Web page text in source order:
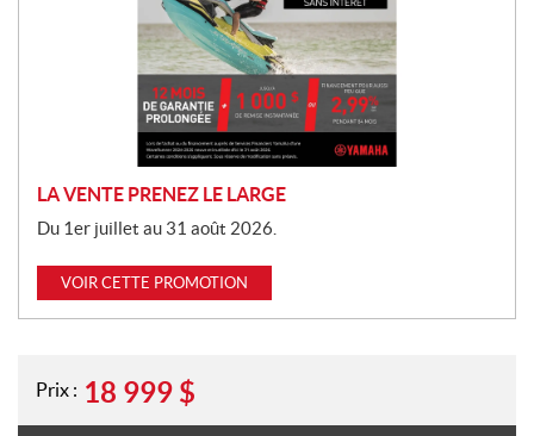
LA VENTE PRENEZ LE LARGE
Du 1er juillet au 31 août 2026.
VOIR CETTE PROMOTION
Prix : 18 999 $